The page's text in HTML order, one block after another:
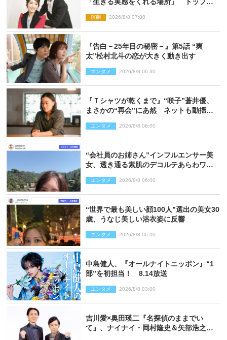
「生きる実感をくれる場所」 トップを
演劇 2026/8/8 07:00
『告白－25年目の秘密－』第5話 “爽
太”松村北斗の恋が大きく動き出す
エンタメ 2026/8/8 06:30
『Ｔシャツが乾くまで』“咲子”蒼井優、
まさかの“再会”にあ然 ネットも動揺
レあり）
エンタメ 2026/8/8 06:00
“会社員のお姉さん”インフルエンサー美
女、透き通る素肌のデコルテあらわワン
エンタメ 2026/8/8 06:00
“世界で最も美しい顔100人”選出の美女30
歳、うなじ美しい浴衣姿に反響
エンタメ 2026/8/8 06:00
中島健人、『オールナイトニッポン』“1
部”を初担当！ 8.14放送
エンタメ 2026/8/8 03:00
吉川愛×奥田瑛二『名探偵のままでい
て』、ナイナイ・岡村隆史＆矢部浩之の